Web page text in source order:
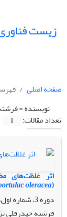
زیست
صفحه اصلی
نویسنده =
تعداد مقالات:
1
(
oleracea
دوره 3، شماره اول، شهریور 1396، صفحه
فرشته حیدرقلی